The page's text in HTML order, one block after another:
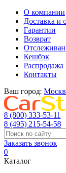
О компании
Доставка и
Гарантии
Возврат
Кешбэк
Распродажа
Контакты
Ваш город:
8 (800) 333-53-11
8 (495) 215-54-58
Заказать звонок
0
Каталог